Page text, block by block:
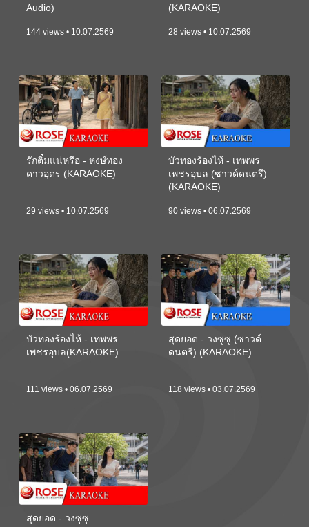
Audio)
144 views • 10.07.2569
(KARAOKE)
28 views • 10.07.2569
รักติ๋มแน่หรือ - หงษ์ทอง
ดาวอุดร (KARAOKE)
29 views • 10.07.2569
บัวทองร้องไห้ - เทพพร
เพชรอุบล (ซาวด์ดนตรี)
(KARAOKE)
90 views • 06.07.2569
บัวทองร้องไห้ - เทพพร
เพชรอุบล(KARAOKE)
111 views • 06.07.2569
สุดยอด - วงซูซู (ซาวด์
ดนตรี) (KARAOKE)
118 views • 03.07.2569
สุดยอด - วงซูซู